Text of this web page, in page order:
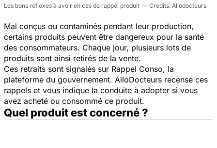
Les bons réflexes à avoir en cas de rappel produit Allodocteurs
Mal conçus ou contaminés pendant leur production,
certains produits peuvent être dangereux pour la santé
des consommateurs. Chaque jour, plusieurs lots de
produits sont ainsi retirés de la vente.
Ces retraits sont signalés sur Rappel Conso, la
plateforme du gouvernement. AlloDocteurs recense ces
rappels et vous indique la conduite à adopter si vous
avez acheté ou consommé ce produit.
Quel produit est concerné ?